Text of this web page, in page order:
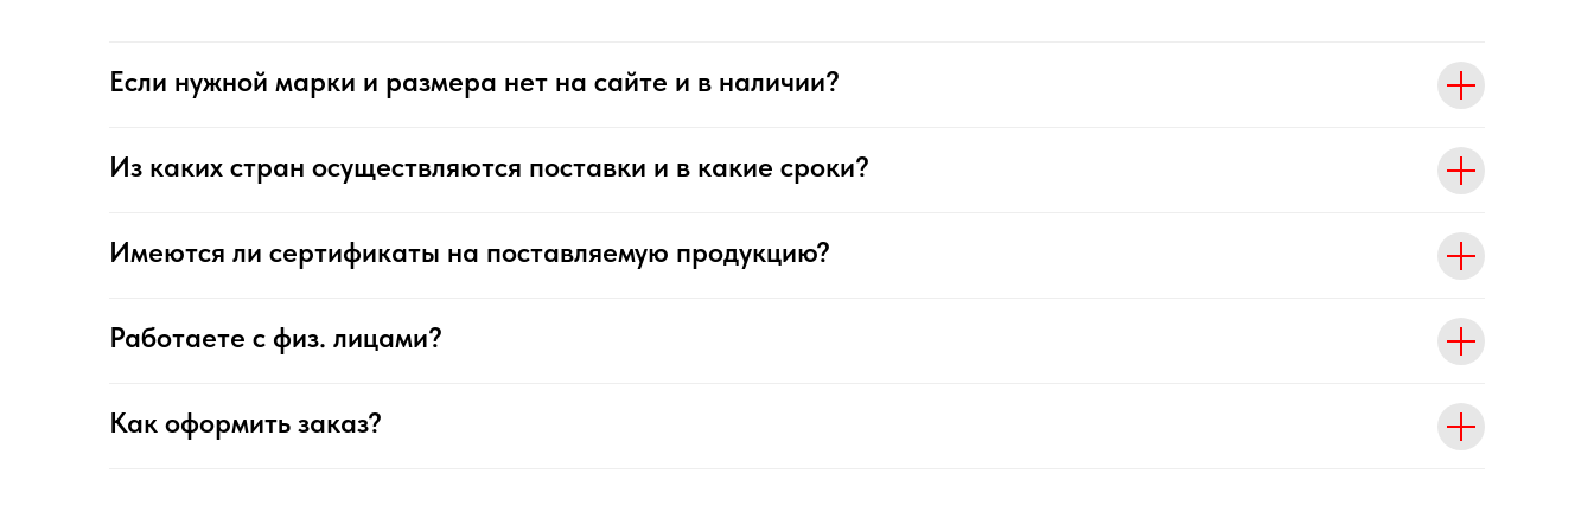
Если нужной марки и размера нет на сайте и в наличии?
Из каких стран осуществляются поставки и в какие сроки?
Имеются ли сертификаты на поставляемую продукцию?
Работаете с физ. лицами?
Как оформить заказ?